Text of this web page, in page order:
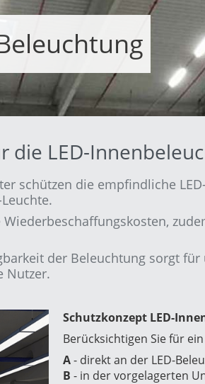
die LED-
schützen die empfindliche
der Beleuchtung sorgt
Nutzer.
Schutzkonzept LED-
Berücksichtigen Sie für
A- direkt an der LED-
B - in der vorgelagerten